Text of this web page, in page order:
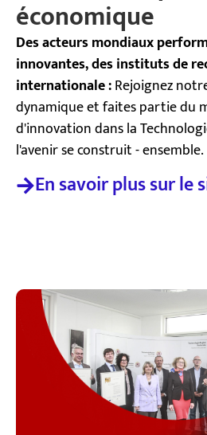
économique
Des acteurs mondiaux
innovantes, des instituts de
internationale :Rejoignez
dynamique et faites partie du
d'innovation dans la
l'avenir se construit - ensemble.
En savoir plus sur le